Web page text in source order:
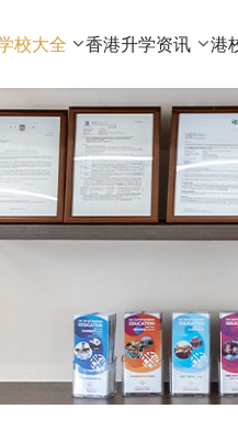
校大全 香港升学资讯 港